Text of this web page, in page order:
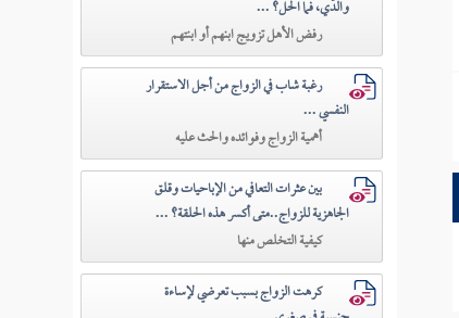
والدّي، فما الحل؟ ...
رفض الأهل تزويج ابنهم أو ابنتهم
رغبة شاب في الزواج من أجل الاستقرار
النفسي ...
أهمية الزواج وفوائده والحث عليه
بين عثرات التعافي من الإباحيات وقلق
الجاهزية للزواج..متى أكسر هذه الحلقة؟ ...
كيفية التخلص منها
كرهت الزواج بسبب تعرضي لإساءة